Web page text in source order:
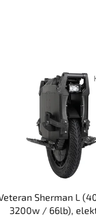
Sherman L
3200w / 66lb),